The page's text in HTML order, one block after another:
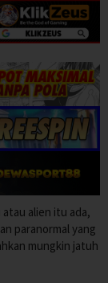
alien itu ada,
paranormal yang
mungkin jatuh